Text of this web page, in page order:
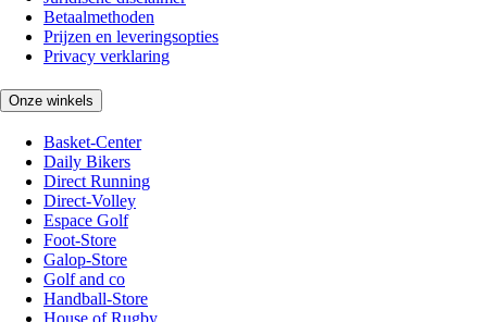
Betaalmethoden
Prijzen en leveringsopties
Privacy verklaring
Onze winkels
Basket-Center
Daily Bikers
Direct Running
Direct-Volley
Espace Golf
Foot-Store
Galop-Store
Golf and co
Handball-Store
House of Rugby